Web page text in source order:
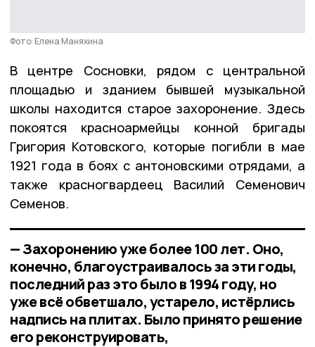
Фото: Елена Маняхина
В центре Сосновки, рядом с центральной
площадью и зданием бывшей музыкальной
школы находится старое захоронение. Здесь
покоятся красноармейцы конной бригады
Григория Котовского, которые погибли в мае
1921 года в боях с антоновскими отрядами, а
также красногвардеец Василий Семенович
Семенов.
— Захоронению уже более 100 лет. Оно,
конечно, благоустраивалось за эти годы,
последний раз это было в 1994 году, но
уже всё обветшало, устарело, истёрлись
надпись на плитах. Было принято решение
его реконструировать,